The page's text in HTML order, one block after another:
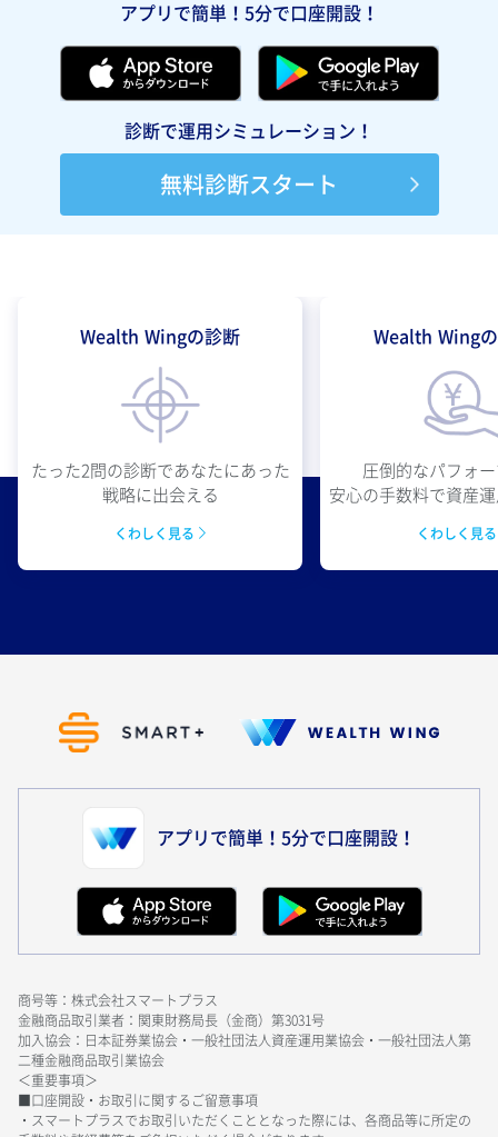
アプリで簡単！5分で口座開設！
診断で運用シミュレーション！
無料診断スタート
Wealth Wingの診断
たった2問の診断であなたにあった
戦略に出会える
くわしく見る
Wealth Wing
圧倒的なパフォ
安心の手数料で資産
くわしく見
アプリで簡単！5分で口座開設！
商号等：株式会社スマートプラス
金融商品取引業者：関東財務局長（金商）第3031号
加入協会：日本証券業協会・一般社団法人資産運用業協会・一般社団法人第
二種金融商品取引業協会
＜重要事項＞
■口座開設・お取引に関するご留意事項
・スマートプラスでお取引いただくこととなった際には、各商品等に所定の